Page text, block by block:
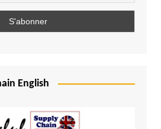
English